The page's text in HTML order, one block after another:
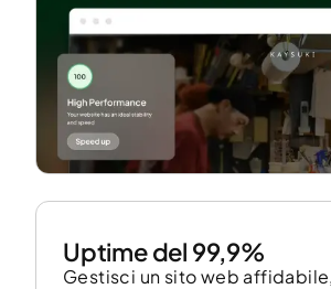
Uptime del 99,9%
Gestisci un sito web